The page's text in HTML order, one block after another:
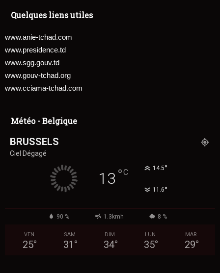
Quelques liens utiles
www.anie-tchad.com
www.presidence.td
www.sgg.gouv.td
www.gouv-tchad.org
www.cciama-tchad.com
Météo - Belgique
BRUSSELS
Ciel Dégagé
13 °C 14.5°
11.6°
90 % 1.3kmh 8 %
VEN
25°
SAM
31 °
DIM
34°
LUN
35°
MAR
29°